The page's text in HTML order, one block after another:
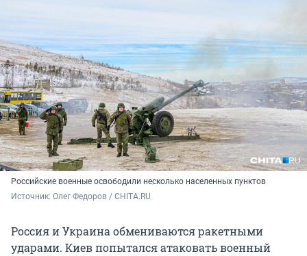
Российские военные освободили несколько населенных пунктов
Источник: Олег Федоров / CHITA.RU
Россия и Украина обмениваются ракетными
ударами. Киев попытался атаковать военный